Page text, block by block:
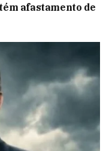
afastamento de